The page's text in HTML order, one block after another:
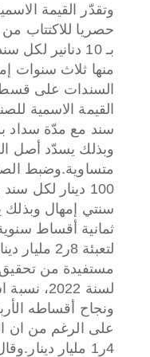
وتقدّر القيمة
حصريا للاكتتاب
بـ 10 دنانير
منها ثلاث سنوات
السندات على
سند مع مدّة سداد
وبذلك يسدّد أصل
متساوية.وضبط
100 دينار لكل
سنتي إمهال
ثمانية أقساط
مستفيدة من
على الرغم من ان
4ر1 مليار دينار.